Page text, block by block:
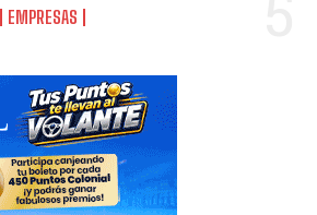
EMPRESAS